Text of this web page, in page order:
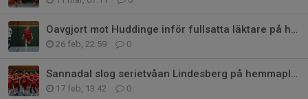
Oavgjort mot Huddinge inför fullsatta läktare på hemmaplan
26 feb, 22:59 0
Sannadal slog serietvåan Lindesberg på hemmaplan
17 feb, 13:42 0